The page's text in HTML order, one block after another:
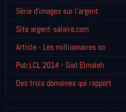
Série d'images sur l'argent
Site argent-salaire.com
Article - Les millionnaires so
Pub LCL 2014 - Gad Elmaleh
Des trois domaines qui rapport